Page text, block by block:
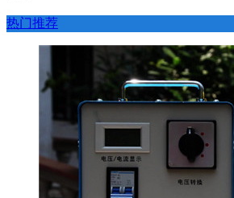
热门推荐